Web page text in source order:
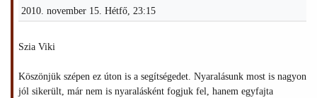
2010. november 15. Hétfő, 23:15
Szia Viki
Köszönjük szépen ez úton is a segítségedet. Nyaralásunk most is nagyon
jól sikerült, már nem is nyaralásként fogjuk fel, hanem egyfajta